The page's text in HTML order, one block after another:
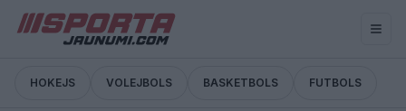
HOKEJS VOLEJBOLS BASKETBOLS FUTBOLS